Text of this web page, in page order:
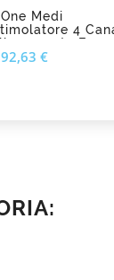
Medi
4
E
Sportiva I-
€